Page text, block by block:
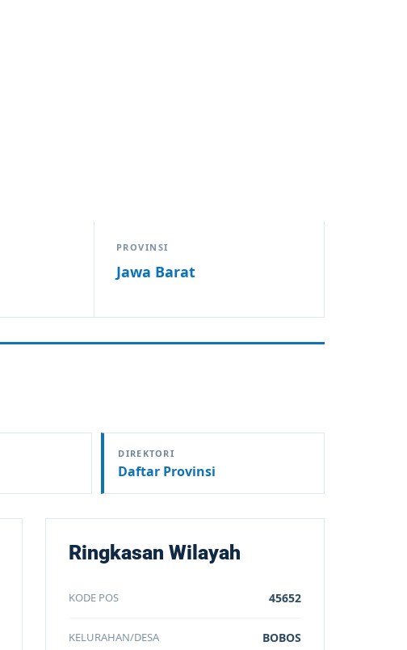
PROVINSI
Jawa Barat
DIREKTORI
Daftar Provinsi
Ringkasan Wilayah
KODE POS 45652
KELURAHAN/DESA BOBOS